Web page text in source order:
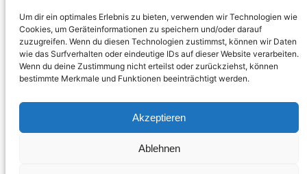
Um dir ein optimales Erlebnis zu bieten, verwenden wir Technologien wie
Cookies, um Geräteinformationen zu speichern und/oder darauf
zuzugreifen. Wenn du diesen Technologien zustimmst, können wir Daten
wie das Surfverhalten oder eindeutige IDs auf dieser Website verarbeiten.
Wenn du deine Zustimmung nicht erteilst oder zurückziehst, können
bestimmte Merkmale und Funktionen beeinträchtigt werden.
Akzeptieren
Ablehnen
erfüllen.
Stephan 28. Mai 2015
Photographie
120, analog, camporn, cosina, film, fujifilm,
Voigtländer Bessa III